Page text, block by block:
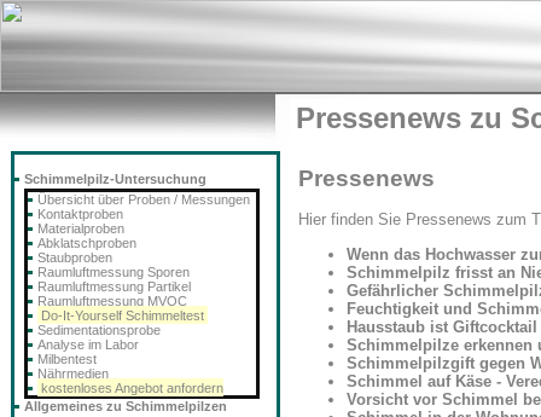
Pressenews zu
Pressenews
Hier finden Sie Pressenews zum
Wenn das Hochwasser
Schimmelpilz frisst an
Gefährlicher
Feuchtigkeit und
Hausstaub ist
Schimmelpilze erkennen
Schimmelpilzgift gegen
Schimmel auf Käse -
Vorsicht vor Schimmel
Schimmelpilz-Untersuchung
Übersicht über Proben / Messungen
Kontaktproben
Materialproben
Abklatschproben
Staubproben
Raumluftmessung Sporen
Raumluftmessung Partikel
Raumluftmessung MVOC
Do-It-Yourself Schimmeltest
Sedimentationsprobe
Analyse im Labor
Milbentest
Nährmedien
kostenloses Angebot anfordern
Allgemeines zu Schimmelpilzen